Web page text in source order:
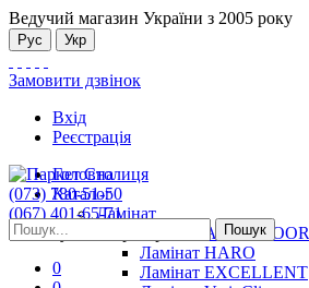
Ведучий магазин України з 2005 року
Рус Укр
Замовити дзвінок
Вхід
Реєстрація
(073) 780-51-50
(067) 401-65-71
Київ, вул. Лабораторна, 11
Пошук
0
Головна
Каталог
Ламінат
Ламінат ALSAFLOOR
Ламінат HARO
Ламінат EXCELLENT